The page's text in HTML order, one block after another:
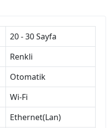
20 - 30 Sayfa
Renkli
Otomatik
Wi-Fi
Ethernet(Lan)